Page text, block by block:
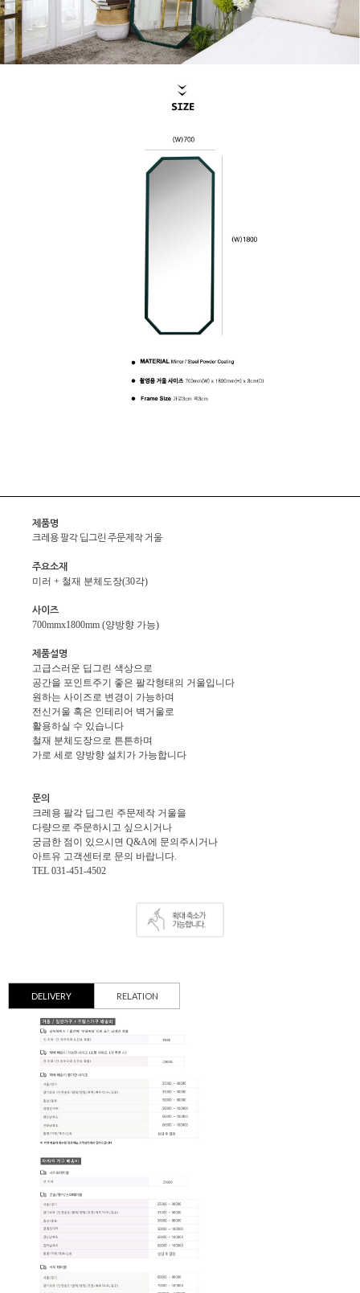
제품명
크레용 팔각 딥그린 주문제작 거울
주요소재
미러 + 철재 분체도장(30각)
사이즈
700mmx1800mm (양방향 가능)
제품설명
고급스러운 딥그린 색상으로
공간을 포인트주기 좋은 팔각형태의 거울입니다
원하는 사이즈로 변경이 가능하며
전신거울 혹은 인테리어 벽거울로
활용하실 수 있습니다
철재 분체도장으로 튼튼하며
가로 세로 양방향 설치가 가능합니다
문의
크레용 팔각 딥그린 주문제작 거울을
다량으로 주문하시고 싶으시거나
궁금한 점이 있으시면 Q&A에 문의주시거나
아트유 고객센터로 문의 바랍니다.
TEL 031-451-4502
DELIVERY RELATION